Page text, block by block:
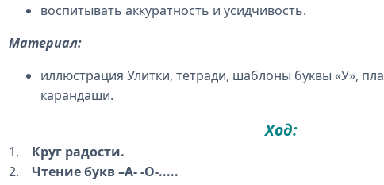
воспитывать аккуратность и усидчивость.
Материал:
иллюстрация Улитки, тетради, шаблоны буквы «У»,
карандаши.
Ход:
1.
Круг радости.
2.
Чтение букв –А- -О-.....